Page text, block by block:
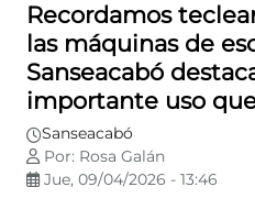
Recordamos
las máquinas de
Sanseacabó
importante uso
Sanseacabó
Por: Rosa Galán
Jue, 09/04/2026 - 13:46